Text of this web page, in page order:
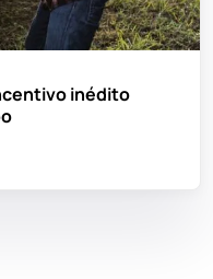
inédito